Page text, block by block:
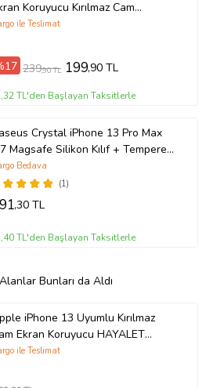
Koruyucu Kırılmaz Cam
ile Teslimat
239,90 TL 199,90 TL
TL'den Başlayan Taksitlerle
Crystal iPhone 13 Pro Max
Magsafe Silikon Kılıf + Tempered
Koruyucu Set (Şeffaf)
(1)
Bedava
,30 TL
TL'den Başlayan Taksitlerle
Bunları da Aldı
iPhone 13 Uyumlu Kırılmaz
Ekran Koruyucu HAYALET
Kolay Montaj - 9H -
ile Teslimat